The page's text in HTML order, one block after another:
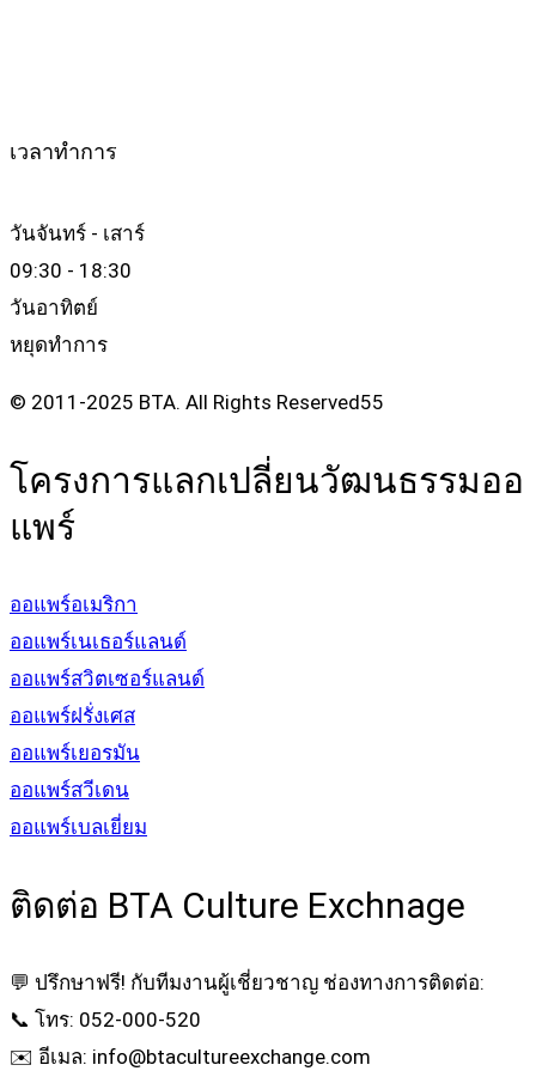
เวลาทำการ
วันจันทร์ - เสาร์
09:30 - 18:30
วันอาทิตย์
หยุดทำการ
© 2011-2025 BTA. All Rights Reserved55
โครงการแลกเปลี่ยนวัฒนธรรมออ
แพร์
ออแพร์อเมริกา
ออแพร์เนเธอร์แลนด์
ออแพร์สวิตเซอร์แลนด์
ออแพร์ฝรั่งเศส
ออแพร์เยอรมัน
ออแพร์สวีเดน
ออแพร์เบลเยี่ยม
ติดต่อ BTA Culture Exchnage
💬 ปรึกษาฟรี! กับทีมงานผู้เชี่ยวชาญ ช่องทางการติดต่อ:
📞 โทร: 052-000-520
✉️ อีเมล: info@btacultureexchange.com